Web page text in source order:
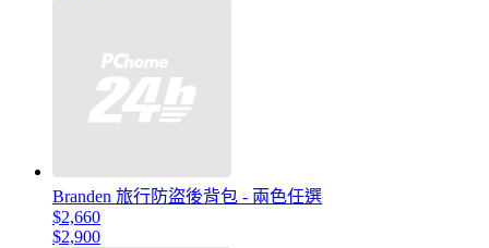
Branden 旅行防盜後背包 - 兩色任選
$2,660
$2,900